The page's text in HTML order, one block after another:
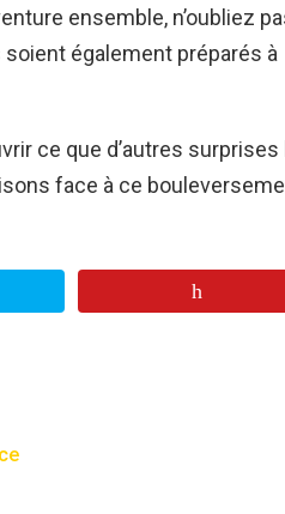
ensemble, n’oubliez
également préparés à
ce que d’autres surprises
face à ce